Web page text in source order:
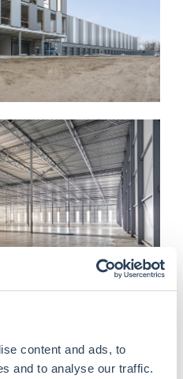
content and ads, to
and to analyse our traffic.